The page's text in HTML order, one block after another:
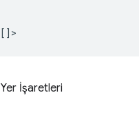
[] >
İşaretleri